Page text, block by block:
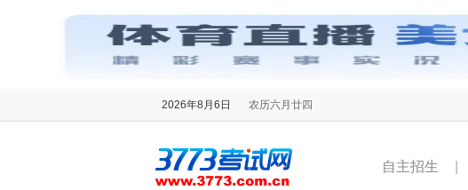
2026年8月6日 农历六月廿四
自主招生